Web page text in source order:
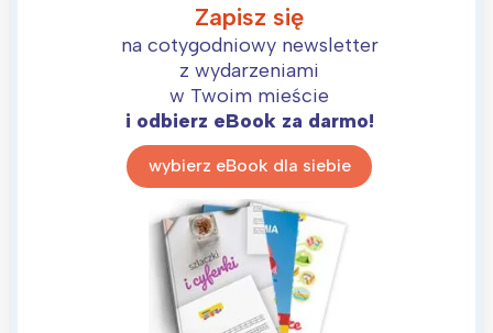
Zapisz się
na cotygodniowy newsletter
z wydarzeniami
w Twoim mieście
i odbierz eBook za darmo!
wybierz eBook dla siebie
Warszawa
Trójmiasto
Poznań
Wrocław
Śląsk
Kraków
Południe
Północ
Wszystkie
Wybieram